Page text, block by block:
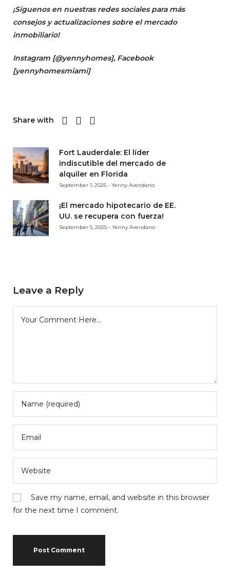
¡Síguenos en nuestras redes sociales para más
consejos y actualizaciones sobre el mercado
inmobiliario!
Instagram [@yennyhomes], Facebook
[yennyhomesmiami]
Share with
Fort Lauderdale: El líder
indiscutible del mercado de
alquiler en Florida
September 1, 2025 - Yenny Avendano
¡El mercado hipotecario de EE.
UU. se recupera con fuerza!
September 5, 2025 - Yenny Avendano
Leave a Reply
Save my name, email, and website in this browser
for the next time I comment.